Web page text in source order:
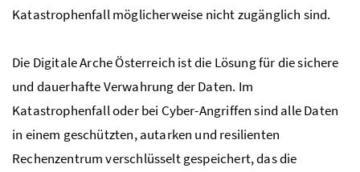
Katastrophenfall möglicherweise nicht zugänglich sind.
Die Digitale Arche Österreich ist die Lösung für die sichere
und dauerhafte Verwahrung der Daten. Im
Katastrophenfall oder bei Cyber-Angriffen sind alle Daten
in einem geschützten, autarken und resilienten
Rechenzentrum verschlüsselt gespeichert, das die